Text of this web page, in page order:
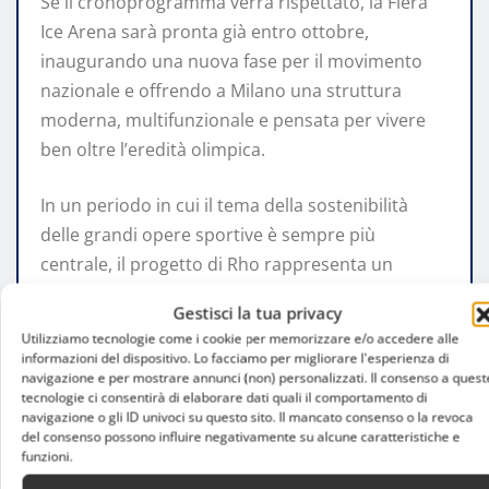
Gestisci la tua privacy
Utilizziamo tecnologie come i cookie per memorizzare e/o accedere alle
informazioni del dispositivo. Lo facciamo per migliorare l'esperienza di
navigazione e per mostrare annunci (non) personalizzati. Il consenso a
tecnologie ci consentirà di elaborare dati quali il comportamento di
navigazione o gli ID univoci su questo sito. Il mancato consenso o la revoca
del consenso possono influire negativamente su alcune caratteristiche e
funzioni.
Ice Arena sarà pronta già entro ottobre,
inaugurando una nuova fase per il movimento
nazionale e offrendo a Milano una struttura
moderna, multifunzionale e pensata per vivere
ben oltre l’eredità olimpica.
In un periodo in cui il tema della sostenibilità
delle grandi opere sportive è sempre più
centrale, il progetto di Rho rappresenta un
legato a un grande evento possa trasformarsi in
un’opportunità stabile per il territorio, lasciando
un’eredità destinata a durare negli anni.